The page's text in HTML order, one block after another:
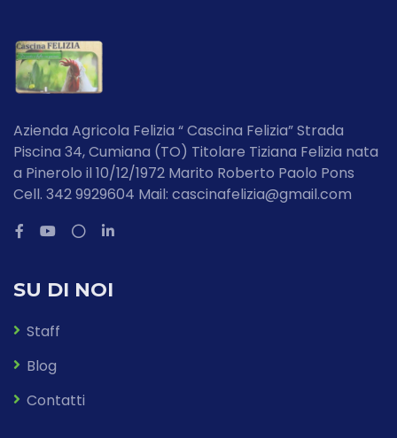
Azienda Agricola Felizia “ Cascina Felizia” Strada
Piscina 34, Cumiana (TO) Titolare Tiziana Felizia nata
a Pinerolo il 10/12/1972 Marito Roberto Paolo Pons
Cell. 342 9929604 Mail: cascinafelizia@gmail.com
SU DI NOI
Staff
Blog
Contatti